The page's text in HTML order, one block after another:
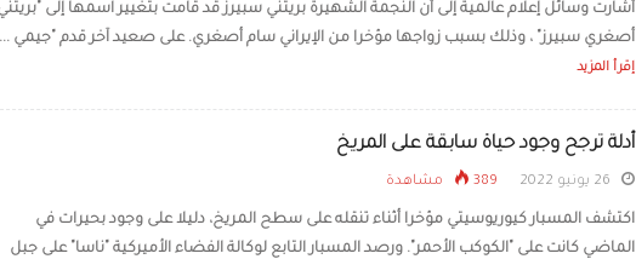
أشارت وسائل إعلام عالمية إلى أن النجمة الشهيرة ​بريتني سبيرز​ قد قامت بتغيير اسمها إلى
أصغري سبيرز" ، وذلك بسبب زواجها مؤخرا من الإيراني ​سام أصغري​. على صعيد آخر قدم "جيمي ...
إقرأ المزيد
أدلة ترجح وجود حياة سابقة على المريخ
389 مشاهدة
اكتشف المسبار كيوريوسيتي مؤخرا أثناء تنقله على سطح المريخ، دليلا على وجود بحيرات في
الماضي كانت على "الكوكب الأحمر". ورصد المسبار التابع لوكالة الفضاء الأميركية "ناسا" على جبل
الطائرات الكهربائية تصبح